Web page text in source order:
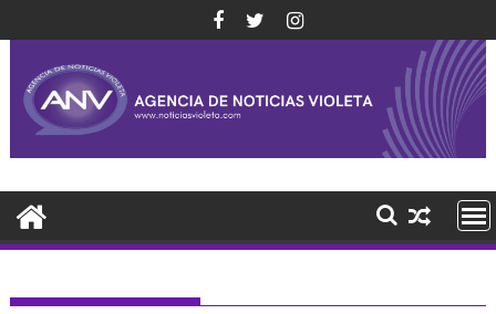
al
contenido